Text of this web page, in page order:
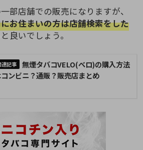
部店舗での販売になりますが、
お住まいの方は店舗検索をした
良いでしょう。
無煙タバコVELO(ベロ)の購入方法
ンビニ？通販？販売店まとめ